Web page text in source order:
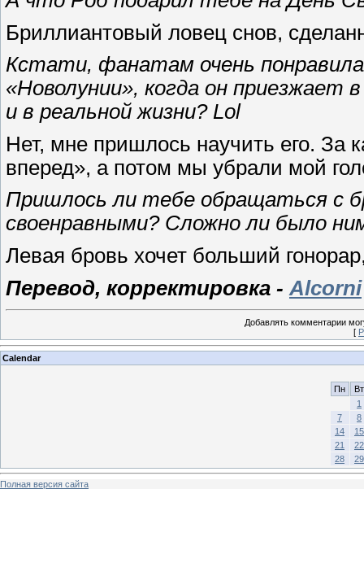
Бриллиантовый ловец снов,
Кстати, фанатам очень
«Новолунии», когда он
и в реальной жизни? Lol
Нет, мне пришлось научить его. За
вперед», а потом мы убрали мой
Пришлось ли тебе обращаться с
своенравными? Сложно ли было
Левая бровь хочет больший
Перевод, корректировка - Alcorni
Добавлять комментарии
[
Calendar
Пн
Вт
1
7
8
14
15
21
22
28
29
Полная версия сайта